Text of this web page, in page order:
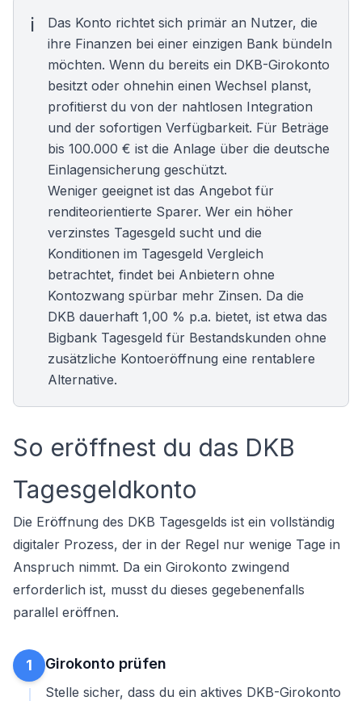
Das Konto richtet sich primär an Nutzer, die
ihre Finanzen bei einer einzigen Bank bündeln
möchten. Wenn du bereits ein DKB-Girokonto
besitzt oder ohnehin einen Wechsel planst,
profitierst du von der nahtlosen Integration
und der sofortigen Verfügbarkeit. Für Beträge
bis 100.000 € ist die Anlage über die deutsche
Einlagensicherung geschützt.
Weniger geeignet ist das Angebot für
renditeorientierte Sparer. Wer ein höher
verzinstes Tagesgeld sucht und die
Konditionen im Tagesgeld Vergleich
betrachtet, findet bei Anbietern ohne
Kontozwang spürbar mehr Zinsen. Da die
DKB dauerhaft 1,00 % p.a. bietet, ist etwa das
Bigbank Tagesgeld für Bestandskunden ohne
zusätzliche Kontoeröffnung eine rentablere
Alternative.
So eröffnest du das DKB
Tagesgeldkonto
Die Eröffnung des DKB Tagesgelds ist ein vollständig
digitaler Prozess, der in der Regel nur wenige Tage in
Anspruch nimmt. Da ein Girokonto zwingend
erforderlich ist, musst du dieses gegebenenfalls
parallel eröffnen.
1 Girokonto prüfen
Stelle sicher, dass du ein aktives DKB-Girokonto